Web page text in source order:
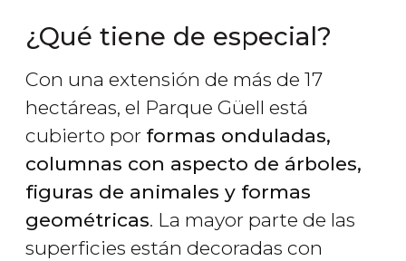
¿Qué tiene de especial?
Con una extensión de más de 17
hectáreas, el Parque Güell está
cubierto por formas onduladas,
columnas con aspecto de árboles,
figuras de animales y formas
geométricas. La mayor parte de las
superficies están decoradas con